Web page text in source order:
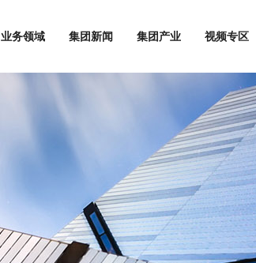
业务领域 集团新闻 集团产业 视频专区